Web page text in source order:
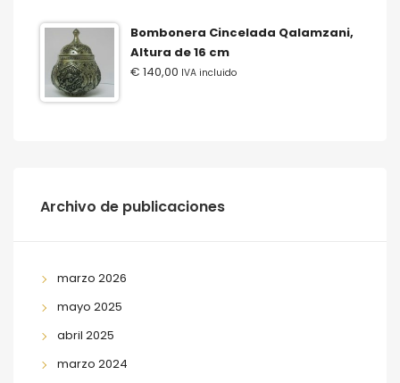
Bombonera Cincelada Qalamzani,
Altura de 16 cm
€ 140,00 IVA incluido
Archivo de publicaciones
marzo 2026
mayo 2025
abril 2025
marzo 2024